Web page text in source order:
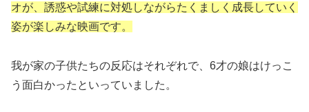
オが、誘惑や試練に対処しながらたくましく成長していく
姿が楽しみな映画です。
我が家の子供たちの反応はそれぞれで、6才の娘はけっこ
う面白かったといっていました。